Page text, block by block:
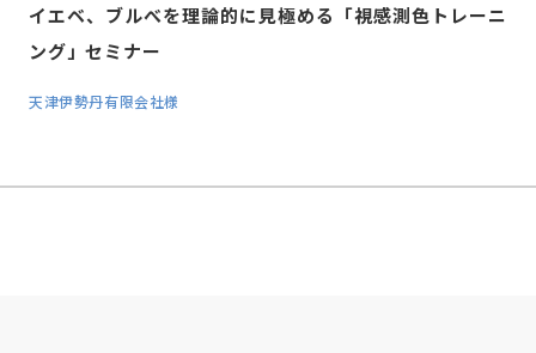
イエベ、ブルべを理論的に見極める 「視感測色トレーニ
ング」セミナー
天津伊勢丹有限会社様